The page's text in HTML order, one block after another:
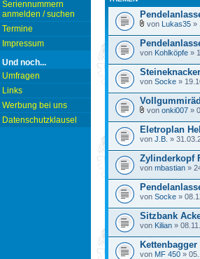
Seriennummern
anmelden / suchen
Termine
Impressum
Und noch...
Umfragen
Links
Werbung bei uns
Datenschutzklausel
von Lukas35 »
von Kohlköpfe »
von Socke »
von onki007 »
Eletroplan
von J.B. »
Zylinderkopf
von mbastian »
von Socke »
Sitzbank
von Kilian »
Kettenbagger
von MF 450 »